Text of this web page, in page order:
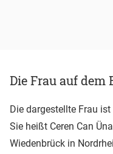
Die Frau auf dem
Die dargestellte Frau
Sie heißt Ceren Can
Wiedenbrück in